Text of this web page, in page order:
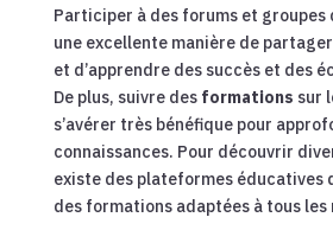
Participer à des forums et groupes
une excellente manière de
et d’apprendre des succès et des
De plus, suivre des formations sur
s’avérer très bénéfique pour
connaissances. Pour découvrir
existe des plateformes éducatives
des formations adaptées à tous les